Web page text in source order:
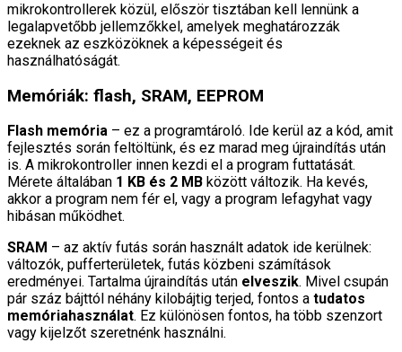
mikrokontrollerek közül, először tisztában kell lennünk a
legalapvetőbb jellemzőkkel, amelyek meghatározzák
ezeknek az eszközöknek a képességeit és
használhatóságát.
Memóriák: flash, SRAM, EEPROM
Flash memória – ez a programtároló. Ide kerül az a kód, amit
fejlesztés során feltöltünk, és ez marad meg újraindítás után
is. A mikrokontroller innen kezdi el a program futtatását.
Mérete általában 1 KB és 2 MB között változik. Ha kevés,
akkor a program nem fér el, vagy a program lefagyhat vagy
hibásan működhet.
SRAM – az aktív futás során használt adatok ide kerülnek:
változók, pufferterületek, futás közbeni számítások
eredményei. Tartalma újraindítás után elveszik. Mivel csupán
pár száz bájttól néhány kilobájtig terjed, fontos a tudatos
memóriahasználat. Ez különösen fontos, ha több szenzort
vagy kijelzőt szeretnénk használni.